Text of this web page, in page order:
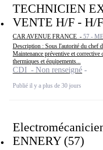
TECHNICIEN
VENTE H/F - H/F
CAR AVENUE FRANCE - 57 -
Description : Sous l'autorité du chef
Maintenance préventive et
thermiques et équipements...
CDI - Non renseigné
Publié il y a plus de 30 jours
ENNERY (57)